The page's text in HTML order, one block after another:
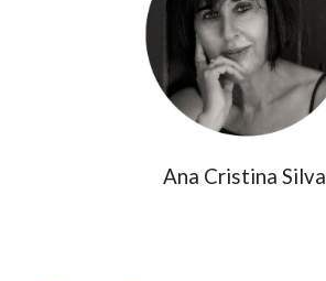
Ana Cristina Silva